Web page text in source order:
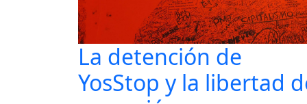
La detención de
YosStop y la libertad